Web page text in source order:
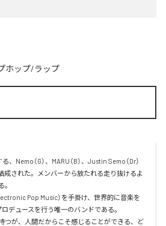
ホップ/ラップ
、Nemo（G）、MARU（B）、Justin Semo（Dr）
成された。メンバーから放たれる走り抜けるよ
。
Pop Music）を手掛け、世界的に音楽を
デュースを行う唯一のバンドである。
つが、人間だからこそ感じることができる、ど